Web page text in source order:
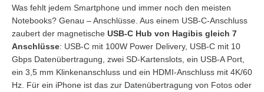
Was fehlt jedem Smartphone und immer noch den meisten
Notebooks? Genau – Anschlüsse. Aus einem USB-C-Anschluss
zaubert der magnetische USB-C Hub von Hagibis gleich 7
Anschlüsse: USB-C mit 100W Power Delivery, USB-C mit 10
Gbps Datenübertragung, zwei SD-Kartenslots, ein USB-A Port,
ein 3,5 mm Klinkenanschluss und ein HDMI-Anschluss mit 4K/60
Hz. Für ein iPhone ist das zur Datenübertragung von Fotos oder